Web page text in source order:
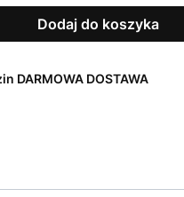
Dodaj do koszyka
DARMOWA DOSTAWA